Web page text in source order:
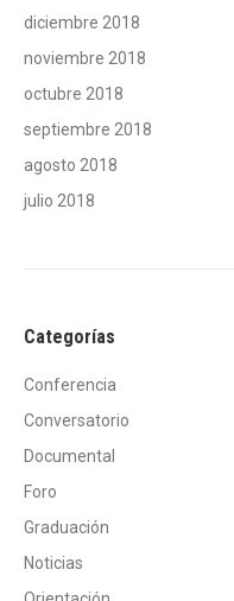
diciembre 2018
noviembre 2018
octubre 2018
septiembre 2018
agosto 2018
julio 2018
Categorías
Conferencia
Conversatorio
Documental
Foro
Graduación
Noticias